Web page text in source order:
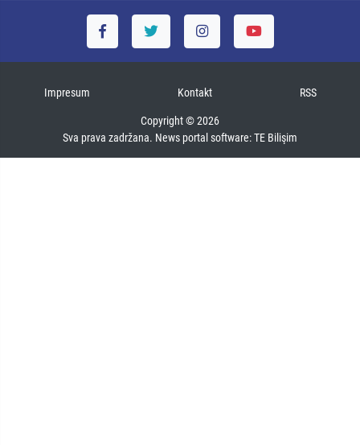
Impresum Kontakt RSS
Copyright © 2026
Sva prava zadržana. News portal software:TE Bilişim